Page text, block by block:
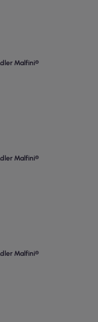
Malfini®
Malfini®
Malfini®